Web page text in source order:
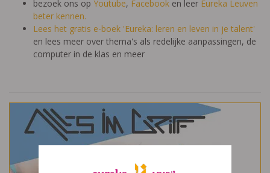
bezoek ons op Youtube, Facebook en leer Eureka Leuven
beter kennen.
Lees het gratis e-boek 'Eureka: leren en leven in je talent'
en lees meer over thema's als redelijke aanpassingen, de
computer in de klas en meer